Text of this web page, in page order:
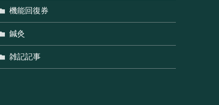
機能回復券
鍼灸
雑記記事